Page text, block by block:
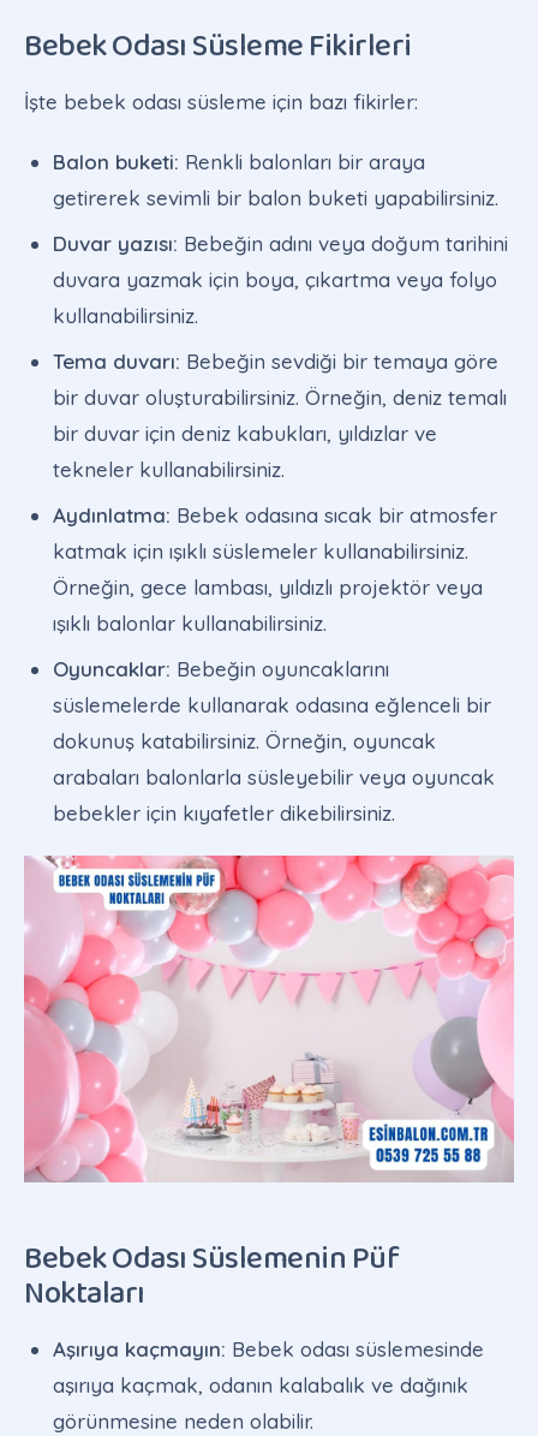
Bebek Odası Süsleme Fikirleri
İşte bebek odası süsleme için bazı fikirler:
Balon buketi: Renkli balonları bir araya
getirerek sevimli bir balon buketi yapabilirsiniz.
Duvar yazısı: Bebeğin adını veya doğum tarihini
duvara yazmak için boya, çıkartma veya folyo
kullanabilirsiniz.
Tema duvarı: Bebeğin sevdiği bir temaya göre
bir duvar oluşturabilirsiniz. Örneğin, deniz temalı
bir duvar için deniz kabukları, yıldızlar ve
tekneler kullanabilirsiniz.
Aydınlatma: Bebek odasına sıcak bir atmosfer
katmak için ışıklı süslemeler kullanabilirsiniz.
Örneğin, gece lambası, yıldızlı projektör veya
ışıklı balonlar kullanabilirsiniz.
Oyuncaklar: Bebeğin oyuncaklarını
süslemelerde kullanarak odasına eğlenceli bir
dokunuş katabilirsiniz. Örneğin, oyuncak
arabaları balonlarla süsleyebilir veya oyuncak
bebekler için kıyafetler dikebilirsiniz.
Bebek Odası Süslemenin Püf
Noktaları
Aşırıya kaçmayın: Bebek odası süslemesinde
aşırıya kaçmak, odanın kalabalık ve dağınık
görünmesine neden olabilir.